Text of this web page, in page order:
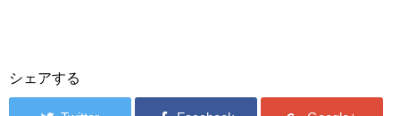
シェアする